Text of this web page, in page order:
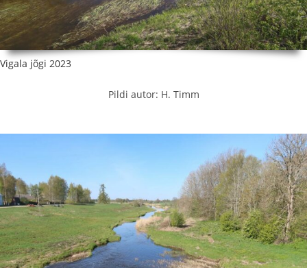
Vigala jõgi 2023
Pildi autor: H. Timm